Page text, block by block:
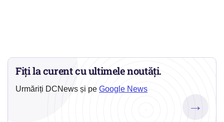
Fiți la curent cu ultimele noutăți.
Urmăriți DCNews și pe Google News
→